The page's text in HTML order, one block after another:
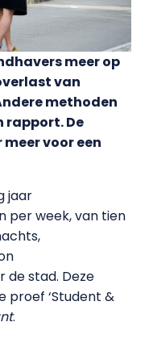
meer op
van
methoden
rapport. De
voor een
jaar
per week, van tien
stad. Deze
proef ‘Student &
.